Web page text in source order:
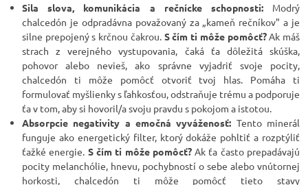
Sila slova, komunikácia a rečnícke schopnosti: Modrý
chalcedón je odpradávna považovaný za „kameň rečníkov" a je
silne prepojený s krčnou čakrou. S čím ti môže pomôcť?Ak máš
strach z verejného vystupovania, čaká ťa dôležitá skúška,
pohovor alebo nevieš, ako správne vyjadriť svoje pocity,
chalcedón ti môže pomôcť otvoriť tvoj hlas. Pomáha ti
formulovať myšlienky s ľahkosťou, odstraňuje trému a podporuje
ťa v tom, aby si hovoril/a svoju pravdu s pokojom a istotou.
Absorpcie negativity a emočná vyváženosť: Tento minerál
funguje ako energetický filter, ktorý dokáže pohltiť a rozptýliť
ťažké energie. S čím ti môže pomôcť?Ak ťa často prepadávajú
pocity melanchólie, hnevu, pochybností o sebe alebo vnútornej
horkosti, chalcedón ti môže pomôcť tieto stavy